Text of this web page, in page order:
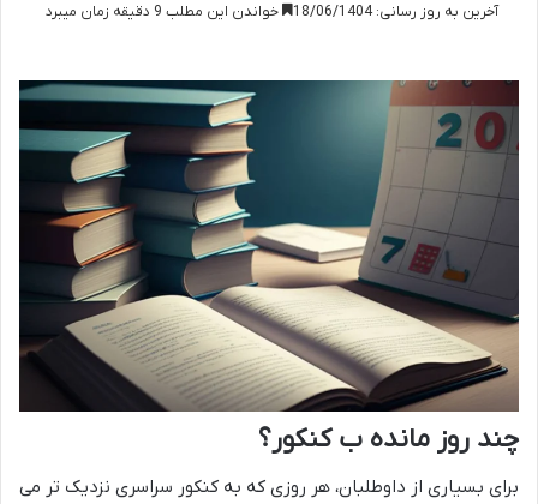
آخرین به روز رسانی: 18/06/1404 خواندن این مطلب 9 دقیقه زمان میبرد
چند روز مانده ب کنکور؟
برای بسیاری از داوطلبان، هر روزی که به کنکور سراسری نزدیک تر می